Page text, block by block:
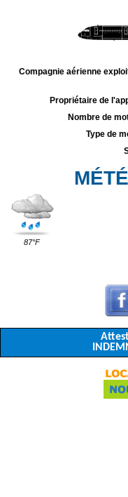
Compagnie aérienne
Propriétaire de
Nombre de
Type de
87°F